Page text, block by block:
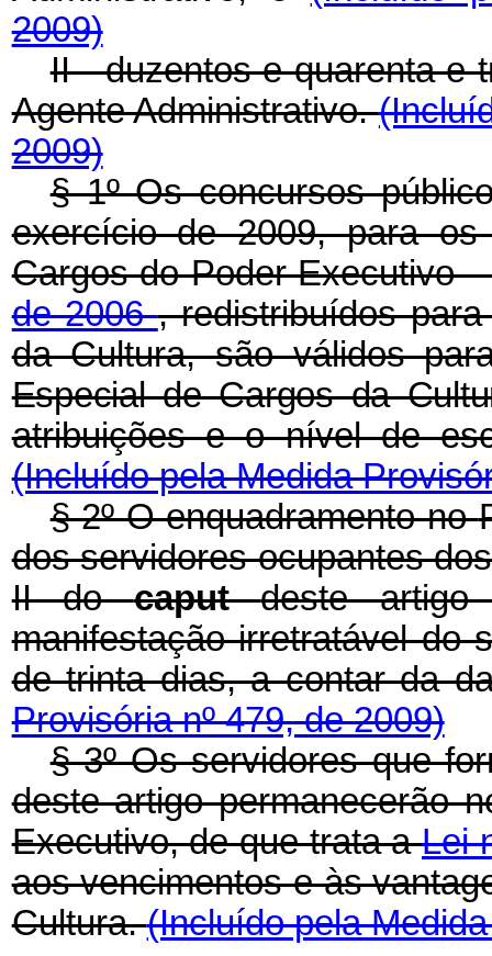
2009)
II - duzentos e quarenta e
Agente Administrativo.
2009)
§ 1º Os concursos
exercício de 2009, para
Cargos do Poder Executivo
de 2006, redistribuídos
da Cultura, são válidos
Especial de Cargos da
atribuições e o nível de
(Incluído pela Medida
§ 2º O enquadramento no
dos servidores ocupantes
II docaputdeste artigo
manifestação irretratável do
de trinta dias, a contar da
Provisória nº 479, de 2009)
§ 3º Os servidores que
deste artigo permanecerão
Executivo, de que trata aLei
aos vencimentos e às
Cultura.(Incluído pela